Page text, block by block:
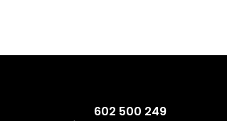
602 500 249